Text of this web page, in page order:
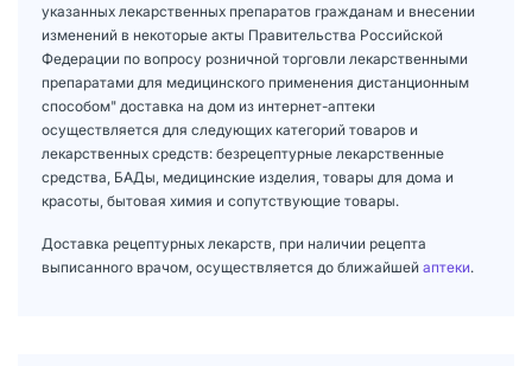
указанных лекарственных препаратов гражданам и внесении
изменений в некоторые акты Правительства Российской
Федерации по вопросу розничной торговли лекарственными
препаратами для медицинского применения дистанционным
способом" доставка на дом из интернет-аптеки
осуществляется для следующих категорий товаров и
лекарственных средств: безрецептурные лекарственные
средства, БАДы, медицинские изделия, товары для дома и
красоты, бытовая химия и сопутствующие товары.
Доставка рецептурных лекарств, при наличии рецепта
выписанного врачом, осуществляется до ближайшей аптеки.